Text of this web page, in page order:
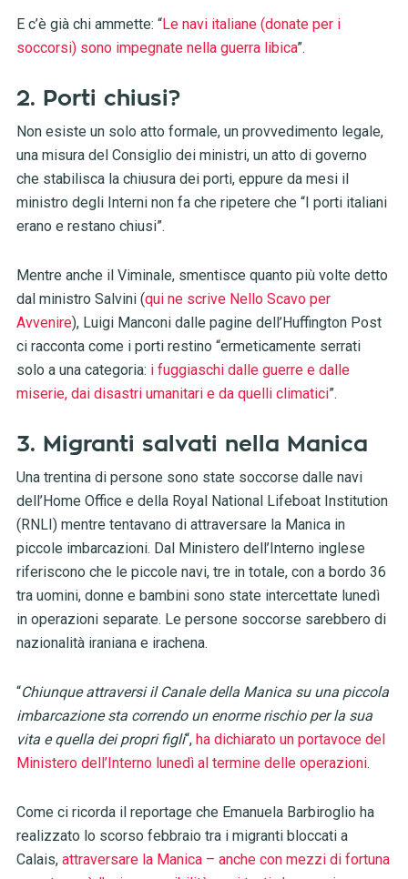
E c’è già chi ammette: “Le navi italiane (donate per i
soccorsi) sono impegnate nella guerra libica”.
2. Porti chiusi?
Non esiste un solo atto formale, un provvedimento legale,
una misura del Consiglio dei ministri, un atto di governo
che stabilisca la chiusura dei porti, eppure da mesi il
ministro degli Interni non fa che ripetere che “I porti italiani
erano e restano chiusi”.
Mentre anche il Viminale, smentisce quanto più volte detto
dal ministro Salvini (qui ne scrive Nello Scavo per
Avvenire), Luigi Manconi dalle pagine dell’Huffington Post
ci racconta come i porti restino “ermeticamente serrati
solo a una categoria: i fuggiaschi dalle guerre e dalle
miserie, dai disastri umanitari e da quelli climatici”.
3. Migranti salvati nella Manica
Una trentina di persone sono state soccorse dalle navi
dell’Home Office e della Royal National Lifeboat Institution
(RNLI) mentre tentavano di attraversare la Manica in
piccole imbarcazioni. Dal Ministero dell’Interno inglese
riferiscono che le piccole navi, tre in totale, con a bordo 36
tra uomini, donne e bambini sono state intercettate lunedì
in operazioni separate. Le persone soccorse sarebbero di
nazionalità iraniana e irachena.
“Chiunque attraversi il Canale della Manica su una piccola
imbarcazione sta correndo un enorme rischio per la sua
vita e quella dei propri figli“, ha dichiarato un portavoce del
Ministero dell’Interno lunedì al termine delle operazioni.
Come ci ricorda il reportage che Emanuela Barbiroglio ha
realizzato lo scorso febbraio tra i migranti bloccati a
Calais, attraversare la Manica – anche con mezzi di fortuna